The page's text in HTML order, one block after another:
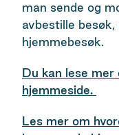
man sende og
avbestille
hjemmebesøk.
Du kan lese mer
hjemmeside.
Les mer om